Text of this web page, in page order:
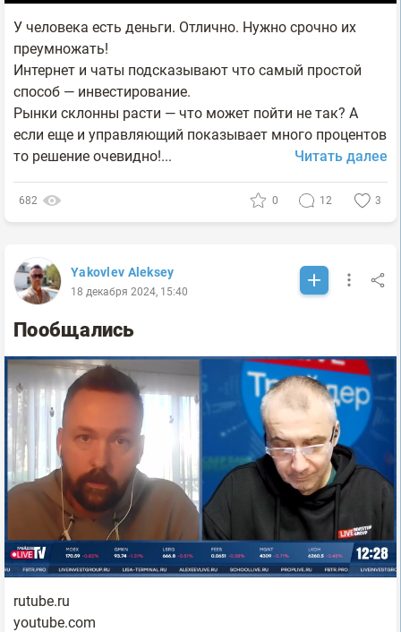
У человека есть деньги. Отлично. Нужно срочно их
преумножать!
Интернет и чаты подсказывают что самый простой
способ — инвестирование.
Рынки склонны расти — что может пойти не так? А
если еще и управляющий показывает много процентов
то решение очевидно!...
Читать далее
682 0 12 3
Yakovlev Aleksey
18 декабря 2024, 15:40
Пообщались
rutube.ru
youtube.com